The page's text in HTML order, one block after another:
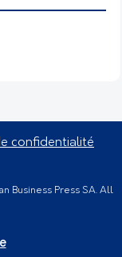
confidentialité
Business Press SA. All